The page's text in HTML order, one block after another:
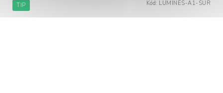
TIP Kód: LUMINES-A1-SUR